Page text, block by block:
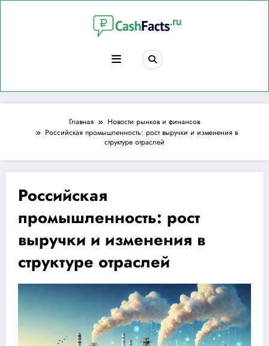
Главная
Новости рынков и финансов
Российская промышленность: рост выручки и изменения в
структуре отраслей
Российская
промышленность: рост
выручки и изменения в
структуре отраслей